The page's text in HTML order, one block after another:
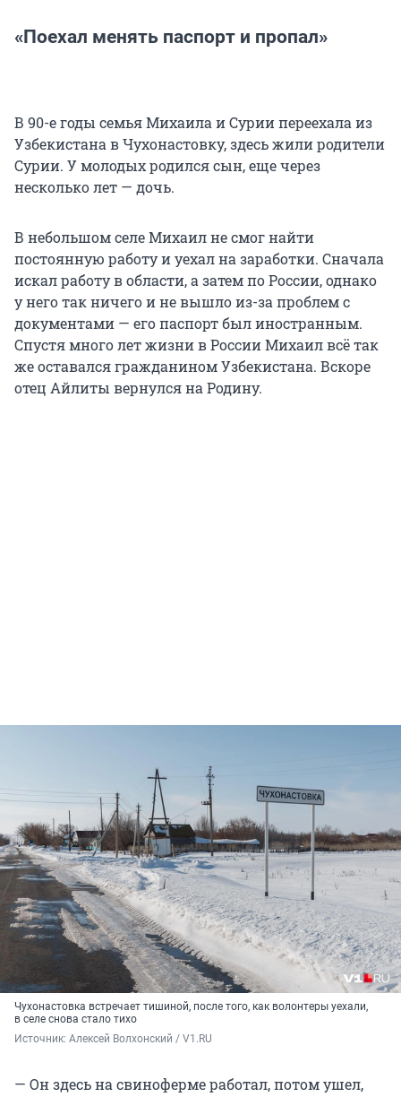
«Поехал менять паспорт и пропал»
В 90-е годы семья Михаила и Сурии переехала из
Узбекистана в Чухонастовку, здесь жили родители
Сурии. У молодых родился сын, еще через
несколько лет — дочь.
В небольшом селе Михаил не смог найти
постоянную работу и уехал на заработки. Сначала
искал работу в области, а затем по России, однако
у него так ничего и не вышло из-за проблем с
документами — его паспорт был иностранным.
Спустя много лет жизни в России Михаил всё так
же оставался гражданином Узбекистана. Вскоре
отец Айлиты вернулся на Родину.
Чухонастовка встречает тишиной, после того, как волонтеры уехали,
в селе снова стало тихо
Источник: Алексей Волхонский / V1.RU
— Он здесь на свиноферме работал, потом ушел,